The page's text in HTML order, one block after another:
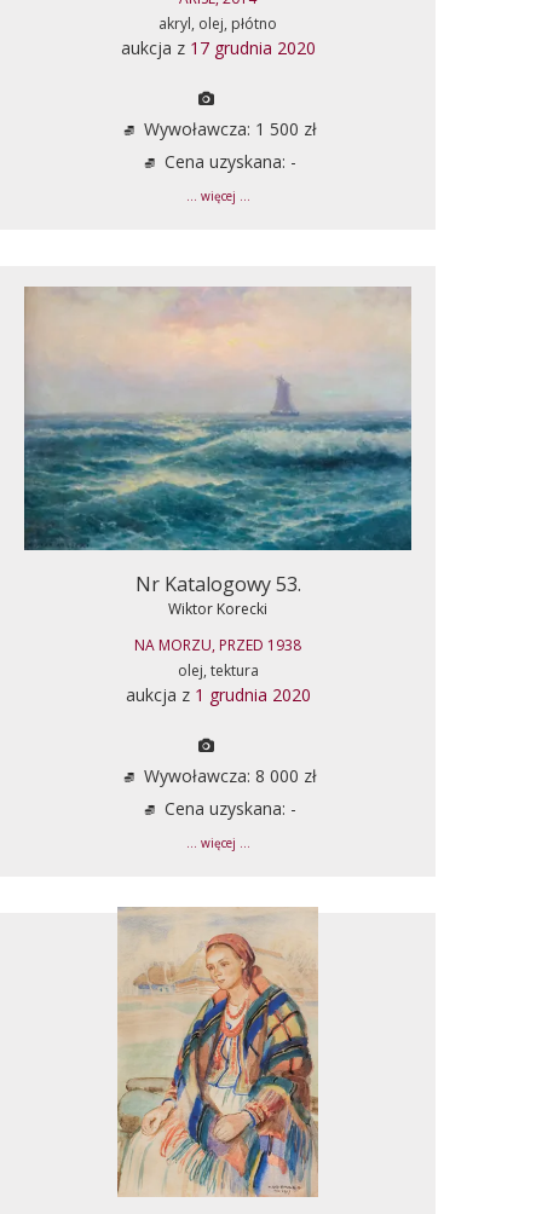
akryl, olej, płótno
aukcja z 17 grudnia 2020
Wywoławcza: 1 500 zł
Cena uzyskana: -
... więcej ...
Nr Katalogowy 53.
Wiktor Korecki
NA MORZU, PRZED 1938
olej, tektura
aukcja z 1 grudnia 2020
Wywoławcza: 8 000 zł
Cena uzyskana: -
... więcej ...